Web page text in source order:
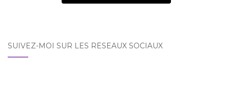
SUIVEZ-MOI SUR LES RÉSEAUX SOCIAUX